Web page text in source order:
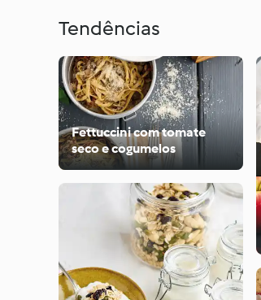
Tendências
Fettuccini com tomate
seco e cogumelos